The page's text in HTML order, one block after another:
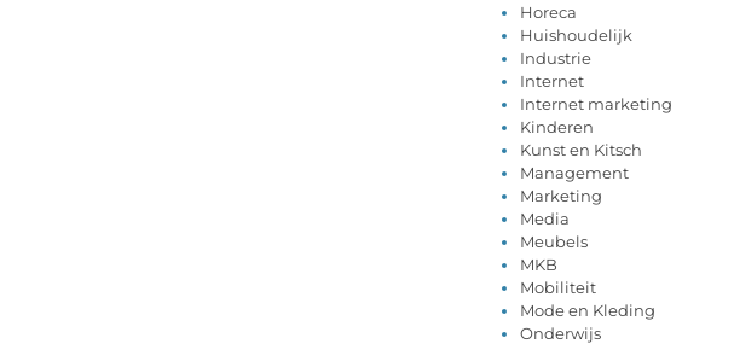
Horeca
Huishoudelijk
Industrie
Internet
Internet marketing
Kinderen
Kunst en Kitsch
Management
Marketing
Media
Meubels
MKB
Mobiliteit
Mode en Kleding
Onderwijs